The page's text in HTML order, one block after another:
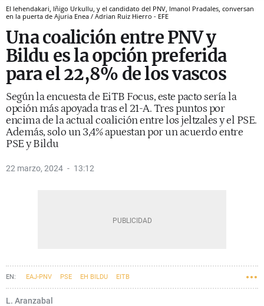
El lehendakari, Iñigo Urkullu, y el candidato del PNV, Imanol Pradales, conversan
en la puerta de Ajuria Enea / Adrian Ruiz Hierro - EFE
Una coalición entre PNV y
Bildu es la opción preferida
para el 22,8% de los vascos
Según la encuesta de EiTB Focus, este pacto sería la
opción más apoyada tras el 21-A. Tres puntos por
encima de la actual coalición entre los jeltzales y el PSE.
Además, solo un 3,4% apuestan por un acuerdo entre
PSE y Bildu
22 marzo, 2024 13:12
EAJ-PNV PSE EH BILDU EITB
ELECCIONES AUTONÓMICAS VASCAS 2024
L. Aranzabal